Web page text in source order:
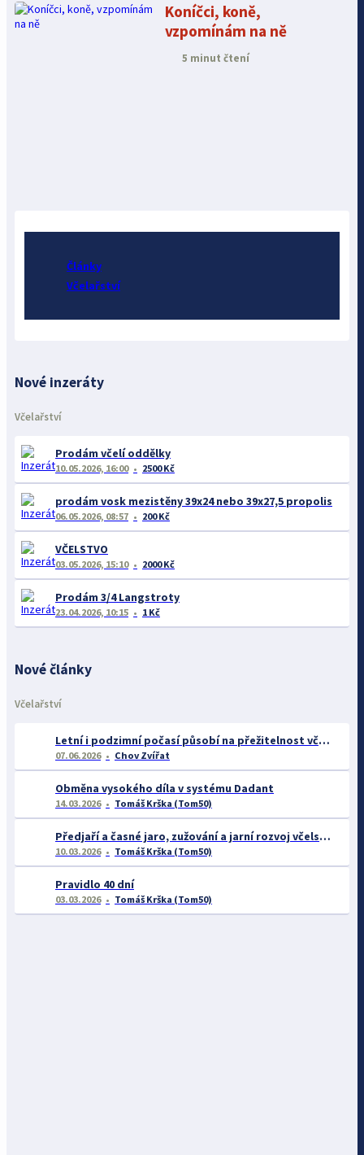
Koníčci, koně,
vzpomínám na ně
5 minut čtení
Články
Včelařství
Nové inzeráty
Včelařství
Prodám včelí oddělky
10.05.2026, 16:00 2500 Kč
prodám vosk mezistěny 39x24 nebo 39x27,5 propolis
06.05.2026, 08:57 200 Kč
VČELSTVO
03.05.2026, 15:10 2000 Kč
Prodám 3/4 Langstroty
23.04.2026, 10:15 1 Kč
Nové články
Včelařství
Letní i podzimní počasí působí na přežitelnost včelstev
07.06.2026 Chov Zvířat
Obměna vysokého díla v systému Dadant
14.03.2026 Tomáš Krška (Tom50)
Předjaří a časné jaro, zužování a jarní rozvoj včelstev
10.03.2026 Tomáš Krška (Tom50)
Pravidlo 40 dní
03.03.2026 Tomáš Krška (Tom50)